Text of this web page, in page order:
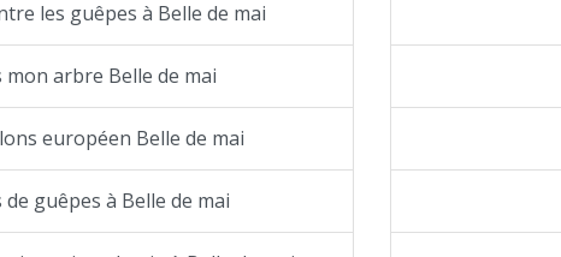
les guêpes à Belle de mai
mon arbre Belle de mai
européen Belle de mai
guêpes à Belle de mai